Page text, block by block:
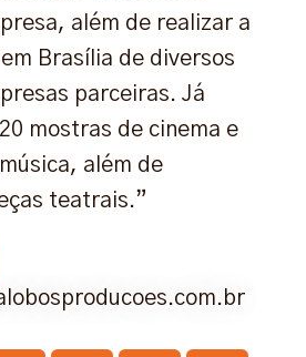
além de realizar a
Brasília de diversos
parceiras. Já
mostras de cinema e
além de
teatrais.”